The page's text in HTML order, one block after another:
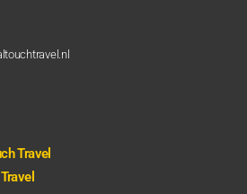
Travel